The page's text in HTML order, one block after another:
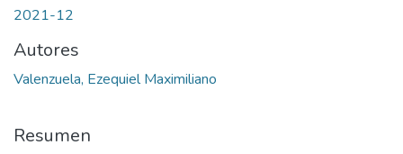
2021-12
Autores
Valenzuela, Ezequiel Maximiliano
Resumen